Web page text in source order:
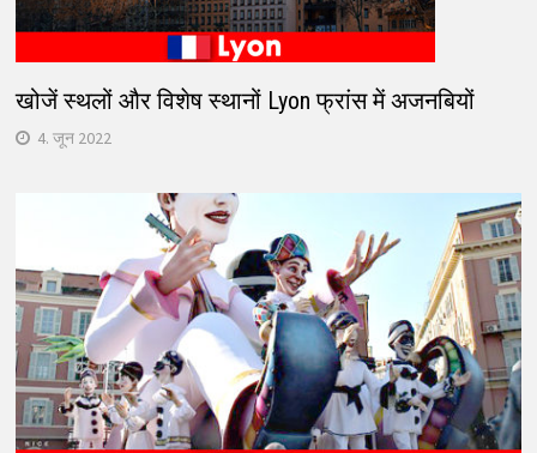
खोजें स्थलों और विशेष स्थानों Lyon फ्रांस में अजनबियों
4. जून 2022